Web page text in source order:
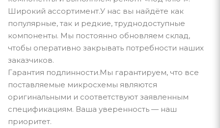
Широкий ассортимент.У нас вы найдёте как
популярные, так и редкие, труднодоступные
компоненты. Мы постоянно обновляем склад,
чтобы оперативно закрывать потребности наших
заказчиков.
Гарантия подлинности.Мы гарантируем, что все
поставляемые микросхемы являются
оригинальными и соответствуют заявленным
спецификациям. Ваша уверенность — наш
приоритет.